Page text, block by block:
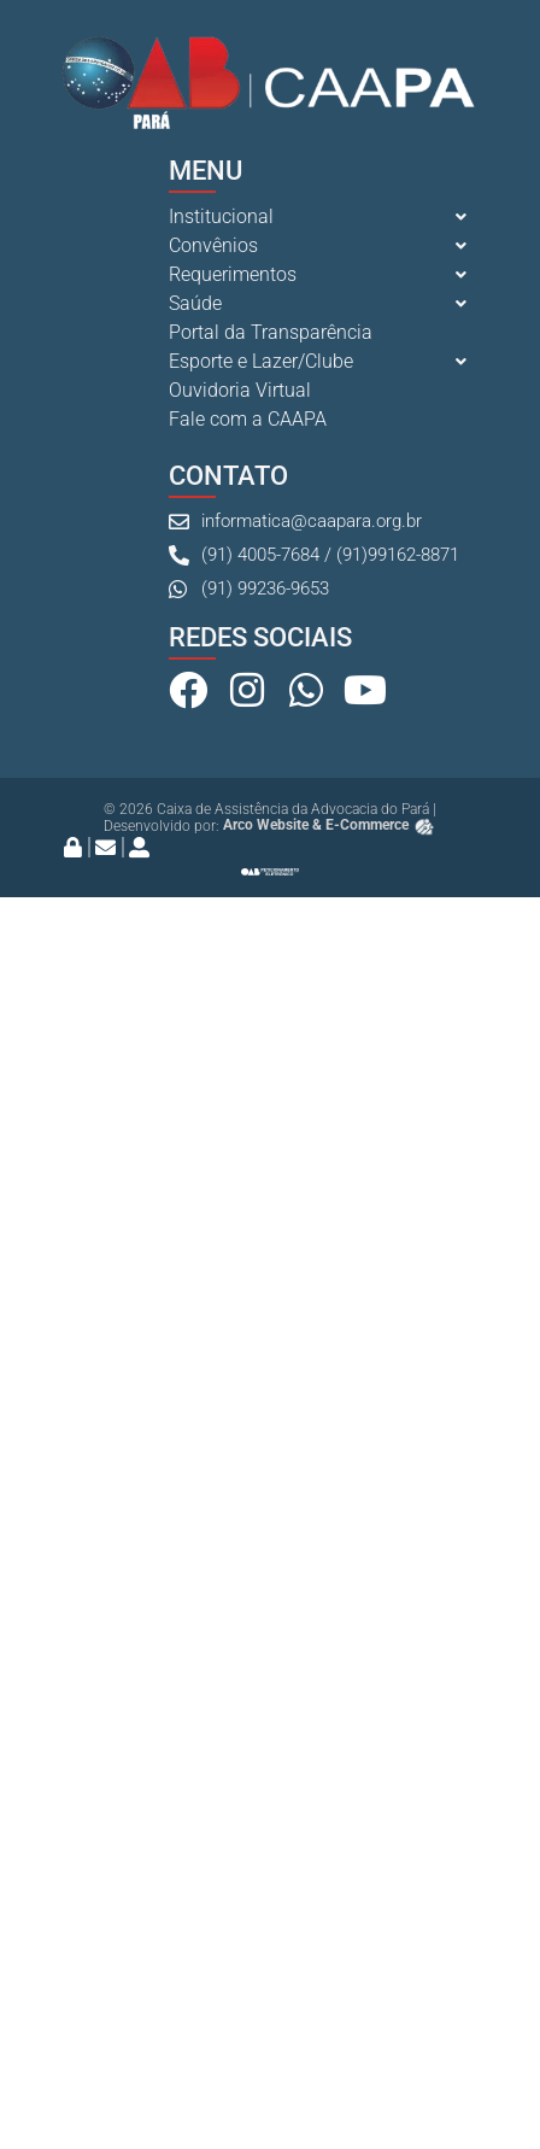
MENU
Institucional
Convênios
Requerimentos
Saúde
Portal da Transparência
Esporte e Lazer/Clube
Ouvidoria Virtual
Fale com a CAAPA
CONTATO
informatica@caapara.org.br
(91) 4005-7684 / (91)99162-8871
(91) 99236-9653
REDES SOCIAIS
© 2026 Caixa de Assistência da Advocacia do Pará |
Desenvolvido por: Arco Website & E-Commerce